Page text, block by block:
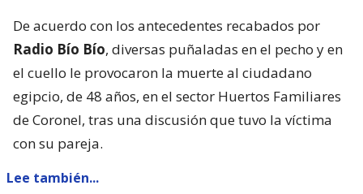
De acuerdo con los antecedentes recabados por
Radio Bío Bío, diversas puñaladas en el pecho y en
el cuello le provocaron la muerte al ciudadano
egipcio, de 48 años, en el sector Huertos Familiares
de Coronel, tras una discusión que tuvo la víctima
con su pareja.
Lee también...